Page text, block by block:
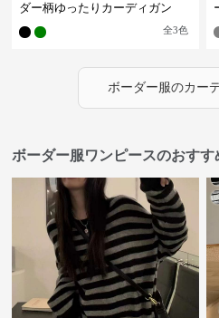
ダー柄ゆったりカーディガン
全3色
ボーダー服のカー
ボーダー服ワンピースのおすす